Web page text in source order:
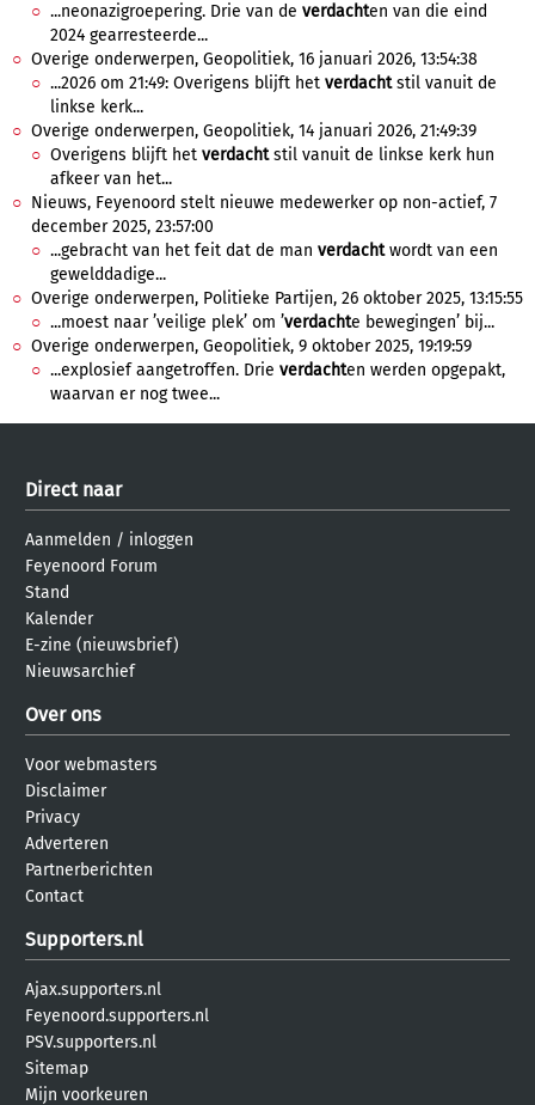
...neonazigroepering. Drie van de verdachten van die eind
2024 gearresteerde...
Overige onderwerpen, Geopolitiek, 16 januari 2026, 13:54:38
...2026 om 21:49: Overigens blijft het verdachtstil vanuit de
linkse kerk...
Overige onderwerpen, Geopolitiek, 14 januari 2026, 21:49:39
Overigens blijft het verdachtstil vanuit de linkse kerk hun
afkeer van het...
Nieuws, Feyenoord stelt nieuwe medewerker op non-actief, 7
december 2025, 23:57:00
...gebracht van het feit dat de man verdachtwordt van een
gewelddadige...
Overige onderwerpen, Politieke Partijen, 26 oktober 2025, 13:15:55
...moest naar ’veilige plek’ om ’verdachte bewegingen’ bij...
Overige onderwerpen, Geopolitiek, 9 oktober 2025, 19:19:59
...explosief aangetroffen. Drie verdachten werden opgepakt,
waarvan er nog twee...
Direct naar
Aanmelden / inloggen
Feyenoord Forum
Stand
Kalender
E-zine (nieuwsbrief)
Nieuwsarchief
Over ons
Voor webmasters
Disclaimer
Privacy
Adverteren
Partnerberichten
Contact
Supporters.nl
Ajax.supporters.nl
Feyenoord.supporters.nl
PSV.supporters.nl
Sitemap
Mijn voorkeuren